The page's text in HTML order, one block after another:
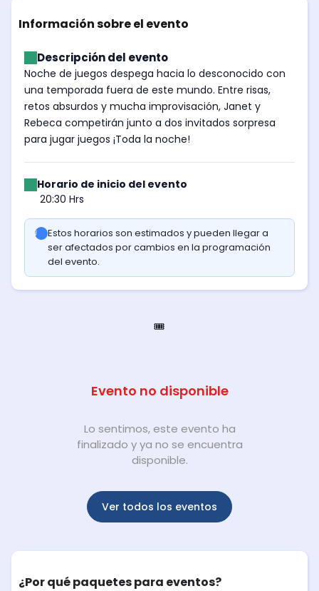
Información sobre el evento
Descripción del evento
Noche de juegos despega hacia lo desconocido con
una temporada fuera de este mundo. Entre risas,
retos absurdos y mucha improvisación, Janet y
Rebeca competirán junto a dos invitados sorpresa
para jugar juegos ¡Toda la noche!
Horario de inicio del evento
20:30 Hrs
Estos horarios son estimados y pueden llegar a
ser afectados por cambios en la programación
del evento.
🎟️
Evento no disponible
Lo sentimos, este evento ha
finalizado y ya no se encuentra
disponible.
Ver todos los eventos
¿Por qué paquetes para eventos?